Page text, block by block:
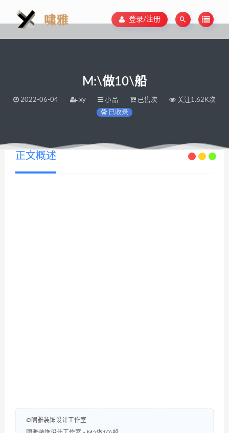
登录/注册
M:\做10\船
2022-06-04 xy 小品 已售次
关注1.62K次
已收录
正文概述
©啸雅装饰设计工作室